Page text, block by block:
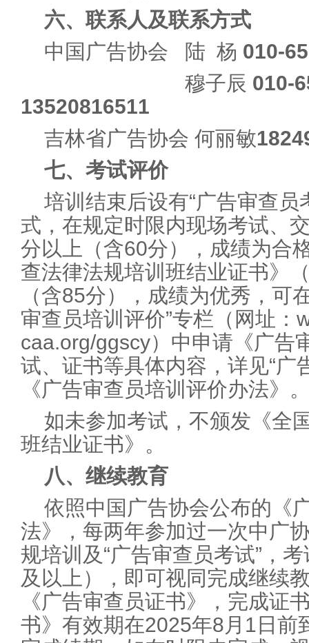
六、联系人及联系方式
中国广告协会 陆 杨 010-
穆子辰 010-
13520816511
吉林省广告协会 何丽敏
七、考试评价
培训结束后设有“广告审查员
式，在规定时限内现场考试、
分以上（含60分），成绩为合
查法律法规培训班结业证书》
（含85分），成绩为优秀，可
审查员培训评价”专栏（网址：
caa.org/ggscy）中申请《广告
试、证书等具体内容，详见“广
《广告审查员培训评价办法》
如未参加考试，不颁发《全
班结业证书》。
八、继续教育
依照中国广告协会公布的《
法》，每两年参加过一次中广
规培训及“广告审查员考试”，
及以上），即可视同完成继续
《广告审查员证书》，完成证
书》有效期在2025年8月1日前